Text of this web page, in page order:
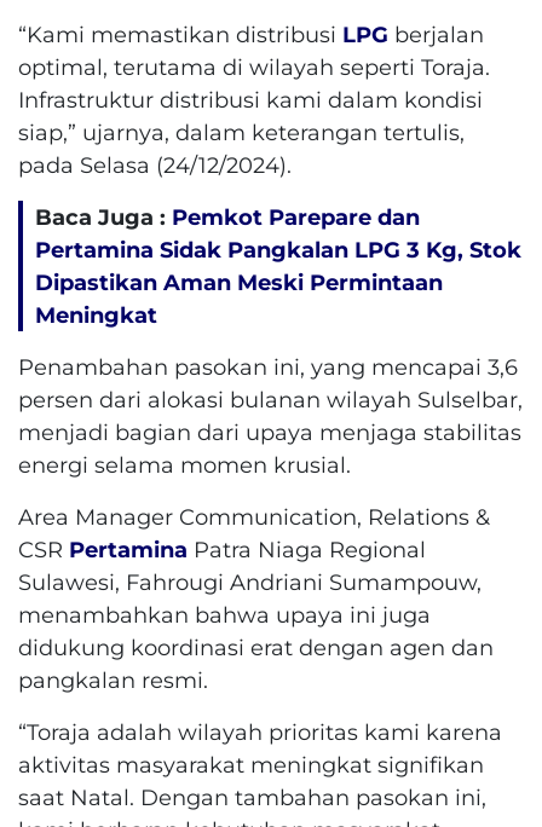
“Kami memastikan distribusi LPG berjalan
optimal, terutama di wilayah seperti Toraja.
Infrastruktur distribusi kami dalam kondisi
siap,” ujarnya, dalam keterangan tertulis,
pada Selasa (24/12/2024).
Baca Juga : Pemkot Parepare dan
Pertamina Sidak Pangkalan LPG 3 Kg, Stok
Dipastikan Aman Meski Permintaan
Meningkat
Penambahan pasokan ini, yang mencapai 3,6
persen dari alokasi bulanan wilayah Sulselbar,
menjadi bagian dari upaya menjaga stabilitas
energi selama momen krusial.
Area Manager Communication, Relations &
CSR Pertamina Patra Niaga Regional
Sulawesi, Fahrougi Andriani Sumampouw,
menambahkan bahwa upaya ini juga
didukung koordinasi erat dengan agen dan
pangkalan resmi.
“Toraja adalah wilayah prioritas kami karena
aktivitas masyarakat meningkat signifikan
saat Natal. Dengan tambahan pasokan ini,